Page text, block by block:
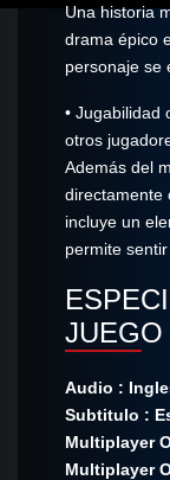
Una historia
drama épico
personaje se
• Jugabilidad
otros
Además del
directamente
incluye un
permite
JUEGO
Audio :
Subtitulo :
Multiplayer
Multiplayer